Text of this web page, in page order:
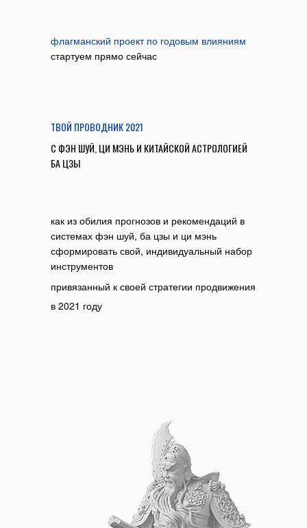
флагманский проект по годовым влияниям
стартуем прямо сейчас
ТВОЙ ПРОВОДНИК 2021
С ФЭН ШУЙ, ЦИ МЭНЬ И КИТАЙСКОЙ АСТРОЛОГИЕЙ
БА ЦЗЫ
как из обилия прогнозов и рекомендаций в
системах фэн шуй, ба цзы и ци мэнь
сформировать свой, индивидуальный набор
инструментов
привязанный к своей стратегии продвижения
в 2021 году